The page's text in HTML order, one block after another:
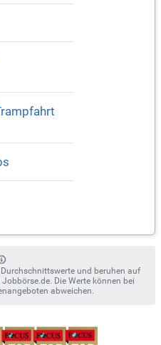
und beruhen auf
Die Werte können bei
abweichen.